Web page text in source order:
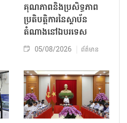
គុណភាពនិងប្រសិទ្ធភាព
ប្រតិបត្តិការ​នៃស្ថាប័ន​​
តំណាងនៅឯ​បរទេស​
05/08/2026 ព័ត៌មាន